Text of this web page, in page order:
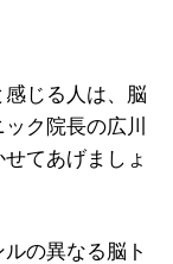
じる人は、脳
ク院長の広川
てあげましょ
の異なる脳ト